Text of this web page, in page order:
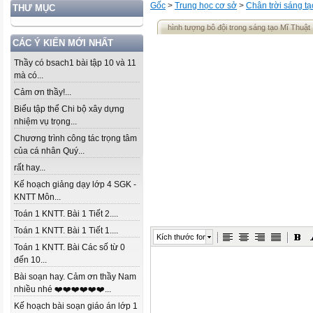
THƯ MỤC
CÁC Ý KIẾN MỚI NHẤT
Thầy có bsach1 bài tập 10 và 11
mà có...
Cảm ơn thầy!...
Biểu tập thể Chi bộ xây dựng
nhiệm vụ trọng...
Chương trình công tác trọng tâm
của cá nhân Quý...
rất hay...
Kế hoạch giảng dạy lớp 4 SGK -
KNTT Môn...
Toán 1 KNTT. Bài 1 Tiết 2....
Toán 1 KNTT. Bài 1 Tiết 1....
Toán 1 KNTT. Bài Các số từ 0
đến 10...
Bài soạn hay. Cảm ơn thầy Nam
nhiều nhé ❤️❤️❤️❤️❤️❤️...
Kế hoạch bài soạn giáo án lớp 1
Gốc > Trung học cơ sở > Chân trời sáng
hình tượng bô đội trong sáng tạo Mĩ Thuật
Kích thước font